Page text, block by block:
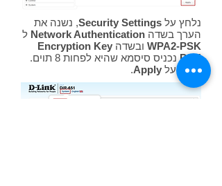
נלחץ עלSecurity Settings, נשנה את
הערך בשדהNetwork Authentication ל
WPA2-PSK ובשדהEncryption Key
PSKנכניס סיסמא שהיא לפחות 8 תוים.
נלחץ עלApply
.